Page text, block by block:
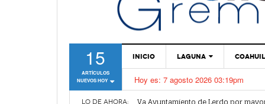
15
ARTÍCULOS
NUEVOS HOY
INICIO LAGUNA
TORREÓN
GÓMEZ PALACIO
Hoy es: 7 agosto 2026 03:19pm
LO DE AHORA:
Denuncian robo en oficinas de